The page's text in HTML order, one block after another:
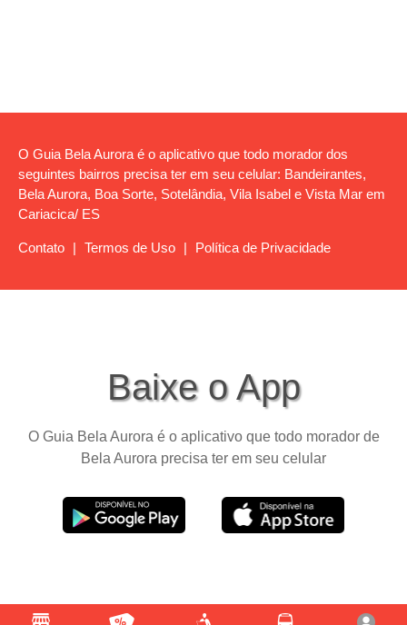
O Guia Bela Aurora é o aplicativo que todo morador dos
seguintes bairros precisa ter em seu celular: Bandeirantes,
Bela Aurora, Boa Sorte, Sotelândia, Vila Isabel e Vista Mar em
Cariacica/ ES
Contato | Termos de Uso | Política de Privacidade
Baixe o App
O Guia Bela Aurora é o aplicativo que todo morador de
Bela Aurora precisa ter em seu celular